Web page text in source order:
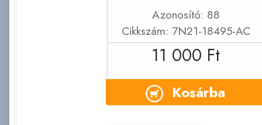
Azonosító: 88
Cikkszám: 7N21-18495-AC
11 000 Ft
Kosárba